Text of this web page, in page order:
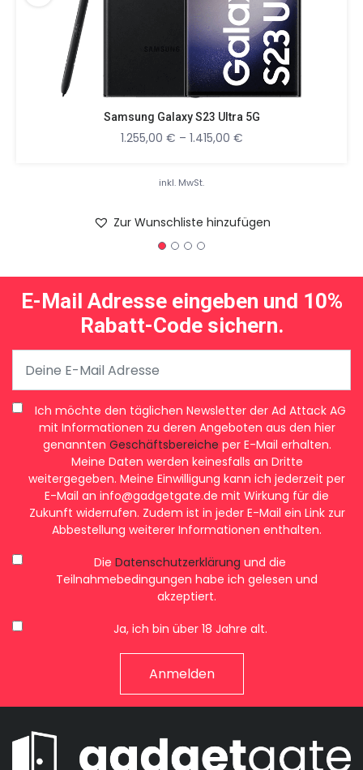
Samsung Galaxy S23 Ultra 5G
1.255,00 € – 1.415,00 €
inkl. MwSt.
Zur Wunschliste hinzufügen
E-Mail Adresse eingeben und 10%
Rabatt-Code sichern.
Ich möchte den täglichen Newsletter der Ad Attack AG
mit Informationen zu deren Angeboten aus den hier
genannten Geschäftsbereiche per E-Mail erhalten.
Meine Daten werden keinesfalls an Dritte
weitergegeben. Meine Einwilligung kann ich jederzeit per
E-Mail an info@gadgetgate.de mit Wirkung für die
Zukunft widerrufen. Zudem ist in jeder E-Mail ein Link zur
Abbestellung weiterer Informationen enthalten.
Die Datenschutzerklärung und die
Teilnahmebedingungen habe ich gelesen und
akzeptiert.
Ja, ich bin über 18 Jahre alt.